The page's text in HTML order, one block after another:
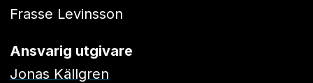
Frasse Levinsson
Ansvarig utgivare
Jonas Källgren